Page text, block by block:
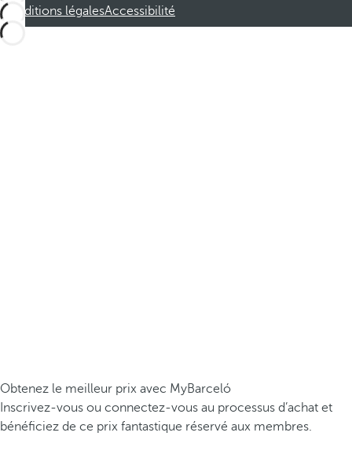
Conditions légalesAccessibilité
Obtenez le meilleur prix avec MyBarceló
Inscrivez-vous ou connectez-vous au processus d’achat et
bénéficiez de ce prix fantastique réservé aux membres.